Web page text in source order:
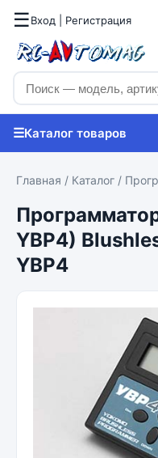
☰Вход | Регистрация
☰Каталог товаров
Главная / Каталог /
YBP4)
YBP4